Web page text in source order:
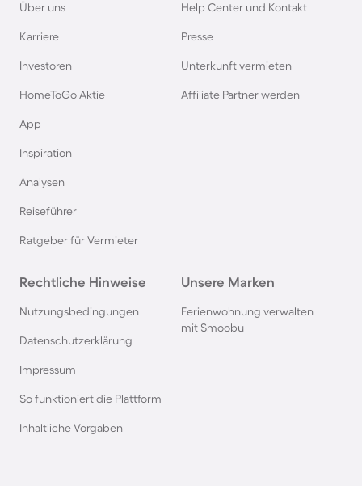
Ferienhäuser mit Meerblick in Nordholland
Ferienhäuser mit Meerblick Flensburger Förde
Ferienhäuser mit Meerblick auf Madeira
Über uns
Karriere
Investoren
HomeToGo Aktie
App
Inspiration
Analysen
Reiseführer
Ratgeber für Vermieter
Help Center und Kontakt
Presse
Unterkunft vermieten
Affiliate Partner werden
Rechtliche Hinweise
Nutzungsbedingungen
Datenschutzerklärung
Impressum
So funktioniert die Plattform
Inhaltliche Vorgaben
Unsere Marken
Ferienwohnung verwalten
mit Smoobu